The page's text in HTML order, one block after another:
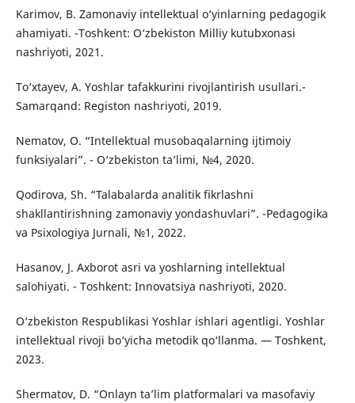
Karimov, B. Zamonaviy intellektual o‘yinlarning pedagogik
ahamiyati. -Toshkent: O‘zbekiston Milliy kutubxonasi
nashriyoti, 2021.
To‘xtayev, A. Yoshlar tafakkurini rivojlantirish usullari.-
Samarqand: Registon nashriyoti, 2019.
Nematov, O. “Intellektual musobaqalarning ijtimoiy
funksiyalari”. - O‘zbekiston ta’limi, №4, 2020.
Qodirova, Sh. “Talabalarda analitik fikrlashni
shakllantirishning zamonaviy yondashuvlari”. -Pedagogika
va Psixologiya Jurnali, №1, 2022.
Hasanov, J. Axborot asri va yoshlarning intellektual
salohiyati. - Toshkent: Innovatsiya nashriyoti, 2020.
O‘zbekiston Respublikasi Yoshlar ishlari agentligi. Yoshlar
intellektual rivoji bo‘yicha metodik qo‘llanma. — Toshkent,
2023.
Shermatov, D. “Onlayn ta’lim platformalari va masofaviy